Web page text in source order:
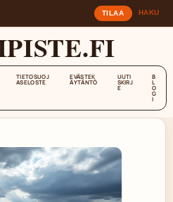
TILAA HAKU
TIETOSUOJ
ASELOSTE
EVÄSTEK
ÄYTÄNTÖ
UUTI
SKIRJ
E
B
L
O
G
I